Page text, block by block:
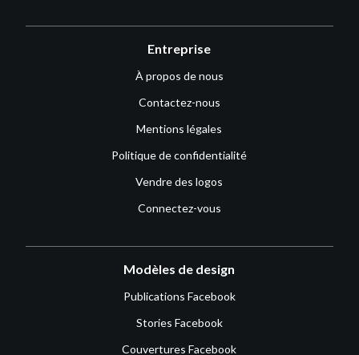
Entreprise
À propos de nous
Contactez-nous
Mentions légales
Politique de confidentialité
Vendre des logos
Connectez-vous
Modèles de design
Publications Facebook
Stories Facebook
Couvertures Facebook